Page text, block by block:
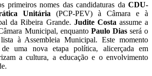
primeiros nomes das candidaturas daCDU-
Unitária (PCP-PEV) à Câmara e à
da Ribeira Grande. Judite Costaassume a
Municipal, enquanto Paulo Diasserá o
à Assembleia Municipal. Este momento
uma nova etapa política, alicerçada em
a cultura, a educação e o envolvimento